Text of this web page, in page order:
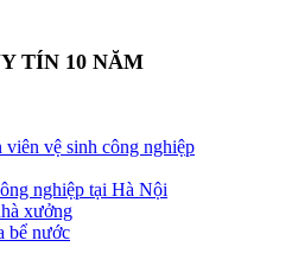
TÍN 10 NĂM
viên vệ sinh công nghiệp
nghiệp tại Hà Nội
xưởng
bể nước